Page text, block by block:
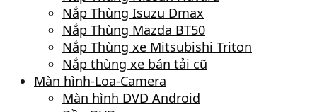
Nắp Thùng Isuzu Dmax
Nắp Thùng Mazda BT50
Nắp Thùng xe Mitsubishi Triton
Nắp thùng xe bán tải cũ
Màn hình-Loa-Camera
Màn hình DVD Android